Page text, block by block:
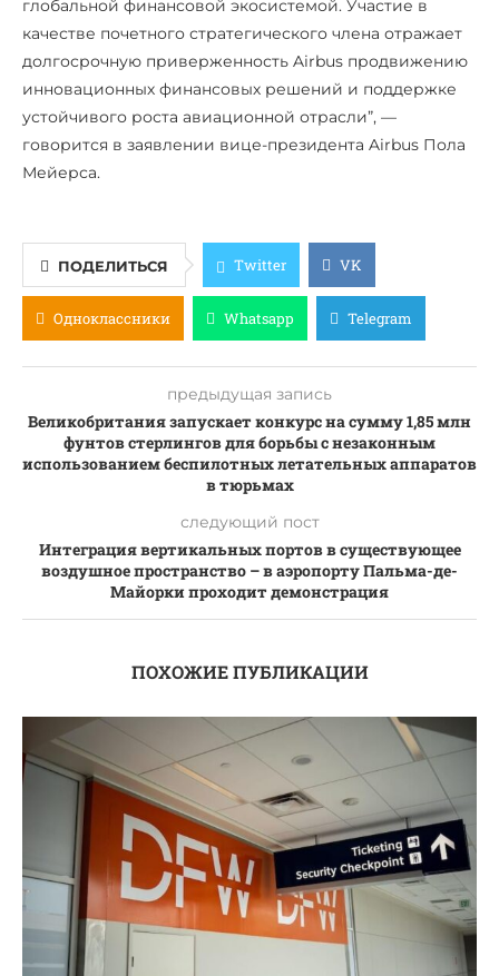
глобальной финансовой экосистемой. Участие в
качестве почетного стратегического члена отражает
долгосрочную приверженность Airbus продвижению
инновационных финансовых решений и поддержке
устойчивого роста авиационной отрасли”, —
говорится в заявлении вице-президента Airbus Пола
Мейерса.
ПОДЕЛИТЬСЯ Twitter VK
Одноклассники Whatsapp Telegram
предыдущая запись
Великобритания запускает конкурс на сумму 1,85 млн
фунтов стерлингов для борьбы с незаконным
использованием беспилотных летательных аппаратов
в тюрьмах
следующий пост
Интеграция вертикальных портов в существующее
воздушное пространство – в аэропорту Пальма-де-
Майорки проходит демонстрация
ПОХОЖИЕ ПУБЛИКАЦИИ